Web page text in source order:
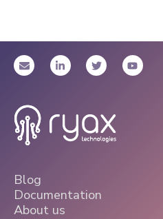
Blog
Documentation
About us